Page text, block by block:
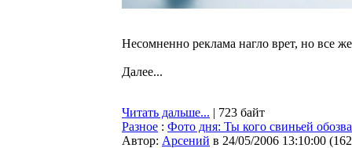
Несомненно реклама нагло врет, но все
Далее...
Читать дальше... | 723 байт
Разное : Фото дня: Ты кого свиньей
Автор: Арсений в 24/05/2006 13:10:00 (